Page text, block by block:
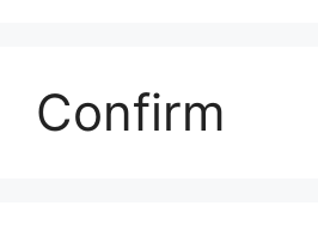
Confirm